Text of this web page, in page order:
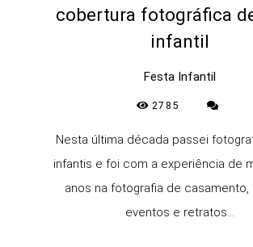
cobertura fotográfica
infantil
Festa Infantil
2785
Nesta última década passei
infantis e foi com a experiência de
anos na fotografia de casamento,
eventos e retratos...